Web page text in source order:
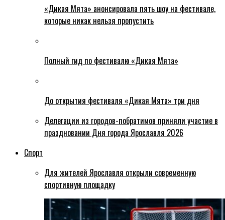
«Дикая Мята» анонсировала пять шоу на фестивале,
которые никак нельзя пропустить
Полный гид по фестивалю «Дикая Мята»
До открытия фестиваля «Дикая Мята» три дня
Делегации из городов-побратимов приняли участие в
праздновании Дня города Ярославля 2026
Спорт
Для жителей Ярославля открыли современную
спортивную площадку